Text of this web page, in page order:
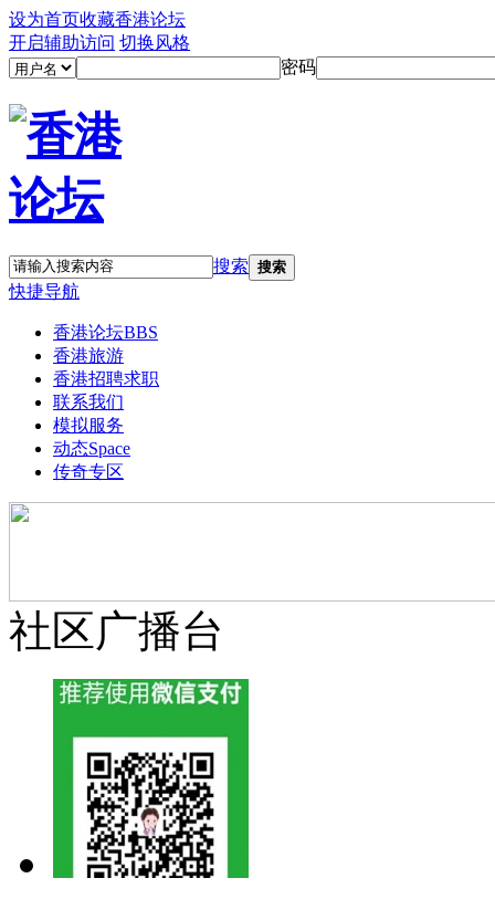
设为首页收藏香港论坛
开启辅助访问 切换风格
密码
搜索 搜索
快捷导航
香港论坛BBS
香港旅游
香港招聘求职
联系我们
模拟服务
动态Space
传奇专区
社区广播台